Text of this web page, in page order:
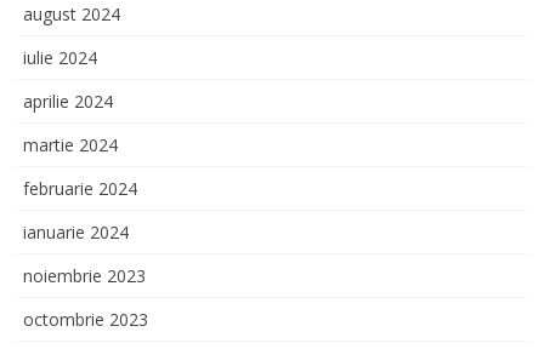
august 2024
iulie 2024
aprilie 2024
martie 2024
februarie 2024
ianuarie 2024
noiembrie 2023
octombrie 2023